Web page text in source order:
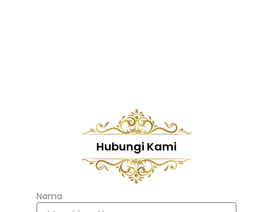
Hubungi Kami
Nama